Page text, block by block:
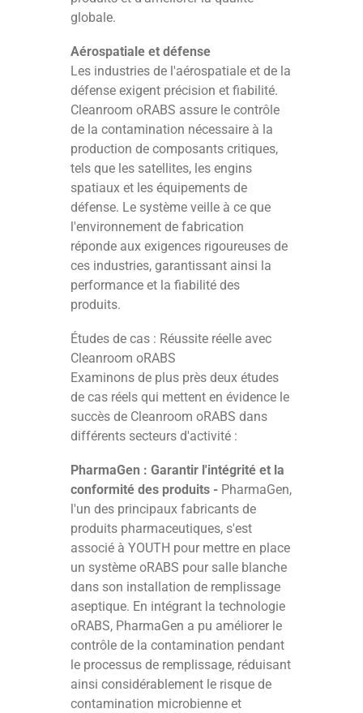
globale.
Aérospatiale et défense
Les industries de l'aérospatiale et de la
défense exigent précision et fiabilité.
Cleanroom oRABS assure le contrôle
de la contamination nécessaire à la
production de composants critiques,
tels que les satellites, les engins
spatiaux et les équipements de
défense. Le système veille à ce que
l'environnement de fabrication
réponde aux exigences rigoureuses de
ces industries, garantissant ainsi la
performance et la fiabilité des
produits.
Études de cas : Réussite réelle avec
Cleanroom oRABS
Examinons de plus près deux études
de cas réels qui mettent en évidence le
succès de Cleanroom oRABS dans
différents secteurs d'activité :
PharmaGen : Garantir l'intégrité et la
conformité des produits - PharmaGen,
l'un des principaux fabricants de
produits pharmaceutiques, s'est
associé à YOUTH pour mettre en place
un système oRABS pour salle blanche
dans son installation de remplissage
aseptique. En intégrant la technologie
oRABS, PharmaGen a pu améliorer le
contrôle de la contamination pendant
le processus de remplissage, réduisant
ainsi considérablement le risque de
contamination microbienne et